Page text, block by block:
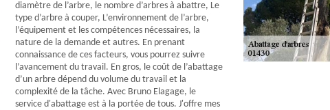
diamètre de l’arbre, le nombre d’arbres à abattre, Le
type d’arbre à couper, L’environnement de l’arbre,
l’équipement et les compétences nécessaires, la
nature de la demande et autres. En prenant
connaissance de ces facteurs, vous pourrez suivre
l’avancement du travail. En gros, le coût de l’abattage
d’un arbre dépend du volume du travail et la
complexité de la tâche. Avec Bruno Elagage, le
service d'abattage est à la portée de tous. J'offre mes